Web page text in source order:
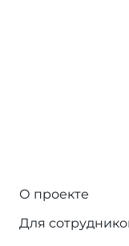
О проекте
Для